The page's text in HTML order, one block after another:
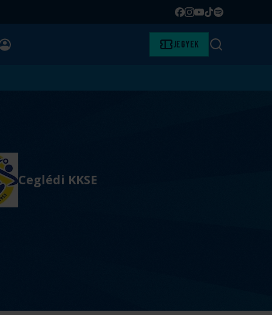
Facebook
Instagram
YouTube
TikTok
Spotify
Jegyek Keresés
Ceglédi KKSE